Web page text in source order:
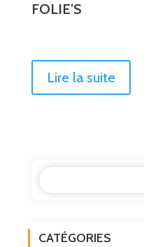
FOLIE’S
Lire la suite
CATÉGORIES